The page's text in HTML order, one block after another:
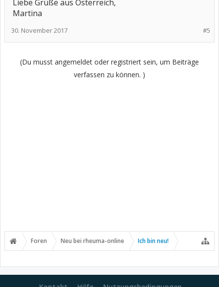
Liebe Grüße aus Österreich,
Martina
#5
30. November 2017
(Du musst angemeldet oder registriert sein, um Beiträge
verfassen zu können. )
Foren Neu bei rheuma-online Ich bin neu!